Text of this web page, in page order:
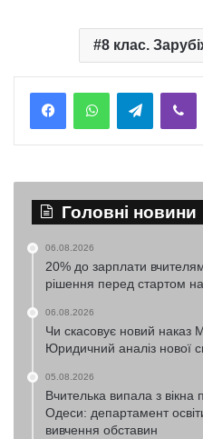
8 клас.
Telegram
Головні новини
06.08.2026
20% до зарплати
рішення перед стартом
06.08.2026
Чи скасовує новий наказ
Юридичний аналіз нової
05.08.2026
Вчителька випала з вікна
Одеси: департамент
вивчення обставин